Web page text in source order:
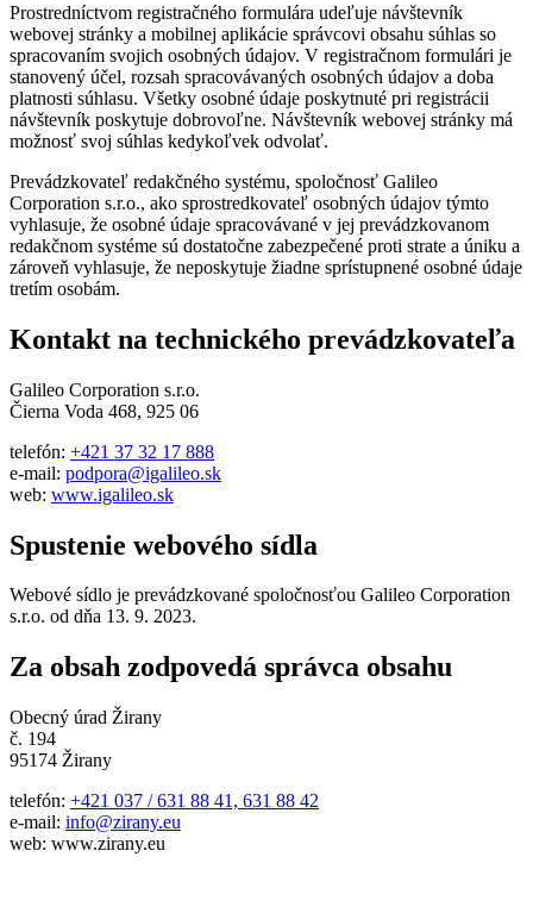
Prostredníctvom registračného formulára udeľuje návštevník
webovej stránky a mobilnej aplikácie správcovi obsahu súhlas so
spracovaním svojich osobných údajov. V registračnom formulári je
stanovený účel, rozsah spracovávaných osobných údajov a doba
platnosti súhlasu. Všetky osobné údaje poskytnuté pri registrácii
návštevník poskytuje dobrovoľne. Návštevník webovej stránky má
možnosť svoj súhlas kedykoľvek odvolať.
Prevádzkovateľ redakčného systému, spoločnosť Galileo
Corporation s.r.o., ako sprostredkovateľ osobných údajov týmto
vyhlasuje, že osobné údaje spracovávané v jej prevádzkovanom
redakčnom systéme sú dostatočne zabezpečené proti strate a úniku a
zároveň vyhlasuje, že neposkytuje žiadne sprístupnené osobné údaje
tretím osobám.
Kontakt na technického prevádzkovateľa
Galileo Corporation s.r.o.
Čierna Voda 468, 925 06
telefón: +421 37 32 17 888
e-mail: podpora@igalileo.sk
web: www.igalileo.sk
Spustenie webového sídla
Webové sídlo je prevádzkované spoločnosťou Galileo Corporation
s.r.o. od dňa 13. 9. 2023.
Za obsah zodpovedá správca obsahu
Obecný úrad Žirany
č. 194
95174 Žirany
telefón: +421 037 / 631 88 41, 631 88 42
e-mail: info@zirany.eu
web: www.zirany.eu